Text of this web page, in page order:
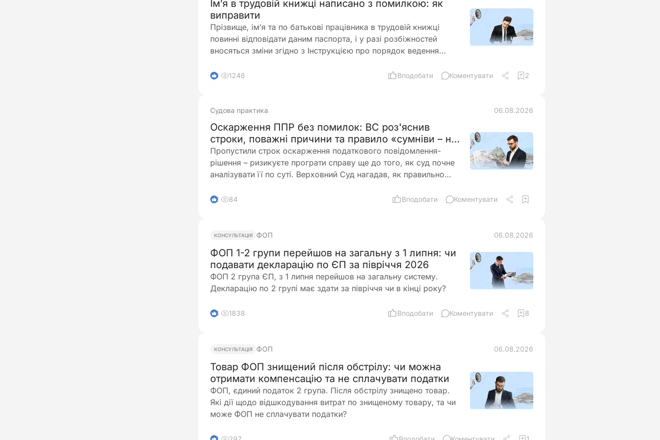
нагадав про правильне заповнення заяви-розрахунку для
фінансування страхових виплат
Ім’я в трудовій книжці написано з помилкою: як
виправити
Прізвище, ім’я та по батькові працівника в трудовій книжці
повинні відповідати даним паспорта, і у разі розбіжностей
вносяться зміни згідно з Інструкцією про порядок ведення
проблем та питань під час оформлення пенсії
3 1248 Вподобати Коментувати 2
Судова практика 06.08.2026
Оскарження ППР без помилок: ВС роз'яснив
строки, поважні причини та правило «сумніви – на
користь платника»
Пропустили строк оскарження податкового повідомлення-
рішення – ризикуєте програти справу ще до того, як суд почне
аналізувати її по суті. Верховний Суд нагадав, як правильно
чому принцип in dubio pro tributario залишається одним із
2 84 Вподобати Коментувати
КОНСУЛЬТАЦІЯ ФОП 06.08.2026
ФОП 1-2 групи перейшов на загальну з 1 липня: чи
подавати декларацію по ЄП за півріччя 2026
ФОП 2 група ЄП, з 1 липня перейшов на загальну систему.
Декларацію по 2 групі має здати за півріччя чи в кінці року?
8 1838 Вподобати Коментувати 8
КОНСУЛЬТАЦІЯ ФОП 06.08.2026
Товар ФОП знищений після обстрілу: чи можна
отримати компенсацію та не сплачувати податки
ФОП, єдиний податок 2 група. Після обстрілу знищено товар.
Які дії щодо відшкодування витрат по знищеному товару, та чи
може ФОП не сплачувати податки?